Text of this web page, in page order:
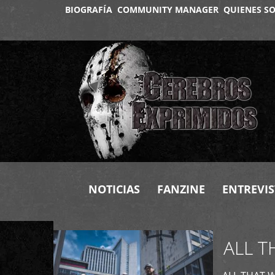
BIOGRAFÍA COMMUNITY MANAGER QUIENES
NOTICIAS FANZINE
+
ALL